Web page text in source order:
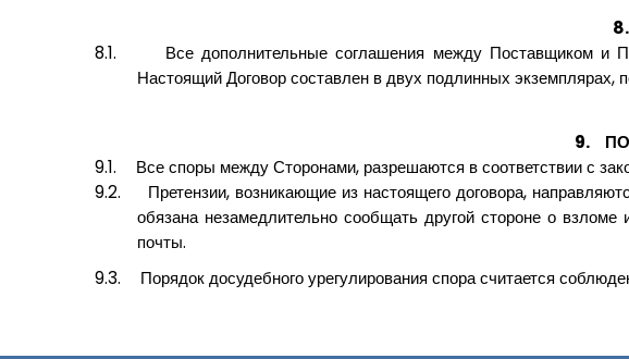
8.
8.1.
Все дополнительные соглашения между Поставщиком и
Настоящий Договор составлен в двух подлинных экземплярах,
9.
9.1.
Все споры между Сторонами, разрешаются в соответствии с
9.2.
Претензии, возникающие из настоящего договора,
обязана незамедлительно сообщать другой стороне о
почты.
9.3.
Порядок досудебного урегулирования спора считается